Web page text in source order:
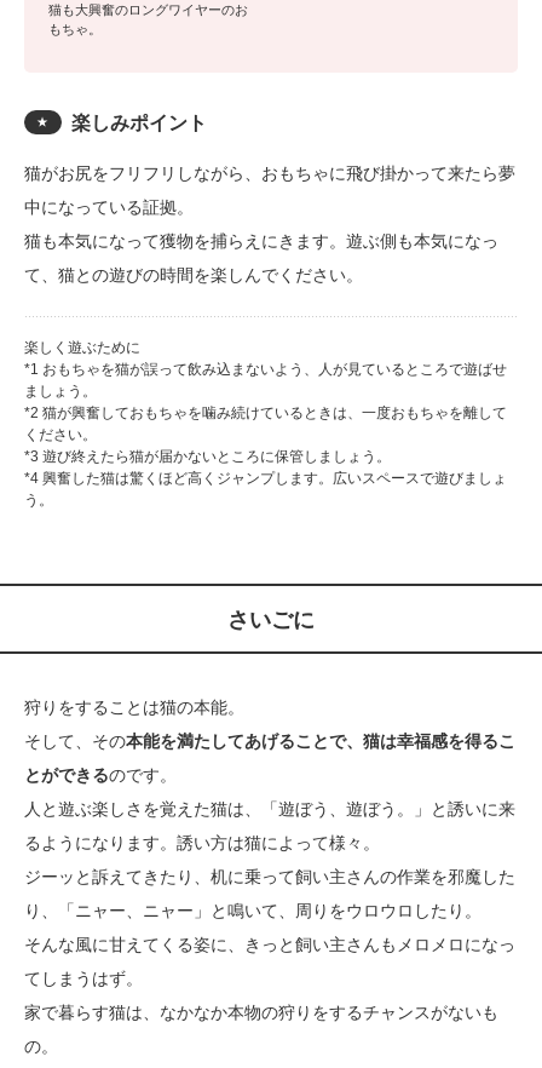
猫も大興奮のロングワイヤーのお
もちゃ。
★ 楽しみポイント
猫がお尻をフリフリしながら、おもちゃに飛び掛かって来たら夢
中になっている証拠。
猫も本気になって獲物を捕らえにきます。遊ぶ側も本気になっ
て、猫との遊びの時間を楽しんでください。
楽しく遊ぶために
*1 おもちゃを猫が誤って飲み込まないよう、人が見ているところで遊ばせ
ましょう。
*2 猫が興奮しておもちゃを噛み続けているときは、一度おもちゃを離して
ください。
*3 遊び終えたら猫が届かないところに保管しましょう。
*4 興奮した猫は驚くほど高くジャンプします。広いスペースで遊びましょ
う。
さいごに
狩りをすることは猫の本能。
そして、その本能を満たしてあげることで、猫は幸福感を得るこ
とができるのです。
人と遊ぶ楽しさを覚えた猫は、「遊ぼう、遊ぼう。」と誘いに来
るようになります。誘い方は猫によって様々。
ジーッと訴えてきたり、机に乗って飼い主さんの作業を邪魔した
り、「ニャー、ニャー」と鳴いて、周りをウロウロしたり。
そんな風に甘えてくる姿に、きっと飼い主さんもメロメロになっ
てしまうはず。
家で暮らす猫は、なかなか本物の狩りをするチャンスがないも
の。